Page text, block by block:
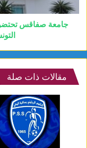
جامعة صفاقس تحتضن
مقالات ذات صلة